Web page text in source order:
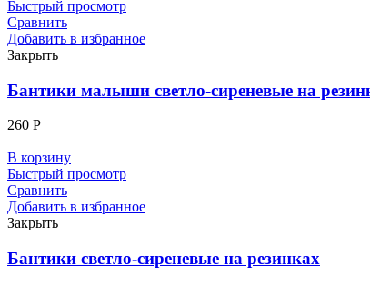
Быстрый просмотр
Сравнить
Добавить в избранное
Закрыть
Бантики малыши светло-сиреневые на
260 Р
В корзину
Быстрый просмотр
Сравнить
Добавить в избранное
Закрыть
Бантики светло-сиреневые на резинках